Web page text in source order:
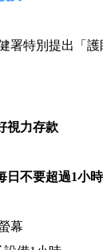
署特別提出「護
視力存款
日不要超過1小時
幕